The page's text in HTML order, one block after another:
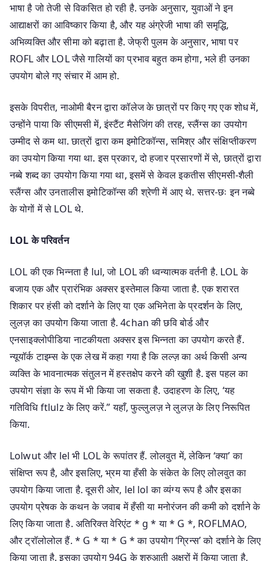
भाषा है जो तेजी से विकसित हो रही है. उनके अनुसार, युवाओं ने इन
आद्याक्षरों का आविष्कार किया है, और यह अंग्रेजी भाषा की समृद्धि,
अभिव्यक्ति और सीमा को बढ़ाता है. जेफ्री पुलम के अनुसार, भाषा पर
ROFL और LOL जैसे गालियों का प्रभाव बहुत कम होगा, भले ही उनका
उपयोग बोले गए संचार में आम हो.
इसके विपरीत, नाओमी बैरन द्वारा कॉलेज के छात्रों पर किए गए एक शोध में,
उन्होंने पाया कि सीएमसी में, इंस्टैंट मैसेजिंग की तरह, स्लैंग्स का उपयोग
उम्मीद से कम था. छात्रों द्वारा कम इमोटिकॉन्स, समिश्र और संक्षिप्तीकरण
का उपयोग किया गया था. इस प्रकार, दो हजार प्रसारणों में से, छात्रों द्वारा
नब्बे शब्द का उपयोग किया गया था, इसमें से केवल इकतीस सीएमसी-शैली
स्लैंग्स और उनतालीस इमोटिकॉन्स की श्रेणी में आए थे. सत्तर-छः इन नब्बे
के योगों में से LOL थे.
LOL के परिवर्तन
LOL की एक भिन्नता है lul, जो LOL की ध्वन्यात्मक वर्तनी है. LOL के
बजाय एक और प्रारंभिक अक्सर इस्तेमाल किया जाता है. एक शरारत
शिकार पर हंसी को दर्शाने के लिए या एक अभिनेता के प्रदर्शन के लिए,
लुलज़ का उपयोग किया जाता है. 4chan की छवि बोर्ड और
एनसाइक्लोपीडिया नाटकीयता अक्सर इस भिन्नता का उपयोग करते हैं.
न्यूयॉर्क टाइम्स के एक लेख में कहा गया है कि लल्ज़ का अर्थ किसी अन्य
व्यक्ति के भावनात्मक संतुलन में हस्तक्षेप करने की खुशी है. इस पहल का
उपयोग संज्ञा के रूप में भी किया जा सकता है. उदाहरण के लिए, ‘यह
गतिविधि ftlulz के लिए करें.” यहाँ, फुल्लुलज़ ने लुलज़ के लिए निरूपित
किया.
Lolwut और lel भी LOL के रूपांतर हैं. लोलवुत में, लेकिन ‘क्या’ का
संक्षिप्त रूप है, और इसलिए, भ्रम या हँसी के संकेत के लिए लोलवुत का
उपयोग किया जाता है. दूसरी ओर, lel lol का व्यंग्य रूप है और इसका
उपयोग प्रेषक के कथन के जवाब में हँसी या मनोरंजन की कमी को दर्शाने के
लिए किया जाता है. अतिरिक्त वेरिएंट * g * या * G *, ROFLMAO,
और ट्रॉलोलोल हैं. * G * या * G * का उपयोग ‘ग्रिन्स’ को दर्शाने के लिए
किया जाता है. इसका उपयोग 94G के शुरुआती अक्षरों में किया जाता है,